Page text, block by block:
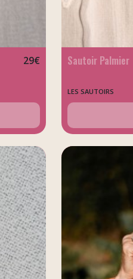
29€ Sautoir Palmier
LES SAUTOIRS